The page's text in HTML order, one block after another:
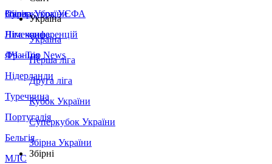
Збірна України
Італія
Німеччина
Франція
Нідерланди
Туреччина
Португалія
Бельгія
МЛС
Суперкубок УЄФА
Ліга конференцій
ЛЧ - Top News
Україна
Україна
Перша ліга
Друга ліга
Кубок України
Суперкубок України
Збірна України
Збірні